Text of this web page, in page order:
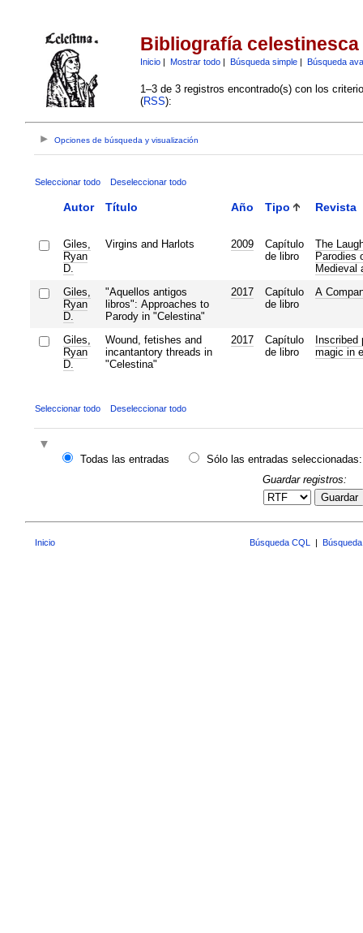
Bibliografía celestinesca
Inicio| Mostrar todo| Búsqueda simple| Búsqueda
1–3 de 3 registros encontrado(s) con los
(RSS):
Opciones de búsqueda y visualización
Seleccionar todo Deseleccionar todo
Autor Título Año Tipo Revista
Giles,
Ryan
D.
Virgins and Harlots 2009
Capítulo
de libro
The
Parodies
Medieval
Giles,
Ryan
D.
"Aquellos antigos
libros": Approaches to
Parody in "Celestina"
2017
Capítulo
de libro
A
Giles,
Ryan
D.
Wound, fetishes and
incantantory threads in
"Celestina"
2017
Capítulo
de libro
Inscribed
magic in
Seleccionar todo Deseleccionar todo
Todas las entradas
Sólo las entradas seleccionadas:
Guardar registros:
Guardar
Inicio Búsqueda CQL